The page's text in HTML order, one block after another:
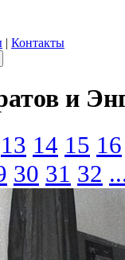
| Контакты
и
13 14 15 16
30 31 32